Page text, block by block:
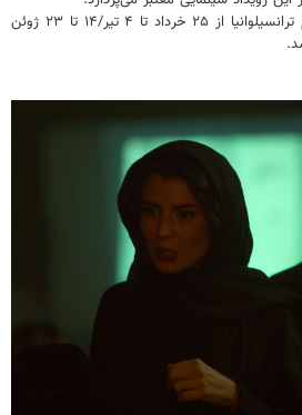
بیست و سومین فستیوال فیلم ترانسیلوانیا از ۲۵ خرداد تا ۴ تیر/۱۴ تا ۲۳ ژوئن